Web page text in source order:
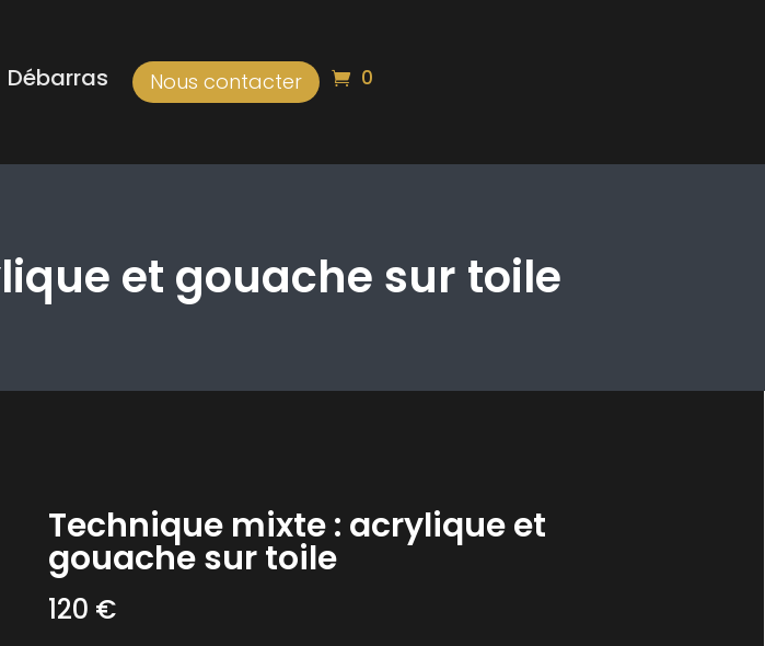
Débarras Nous contacter 0
et gouache sur toile
Technique mixte : acrylique et
gouache sur toile
120 €